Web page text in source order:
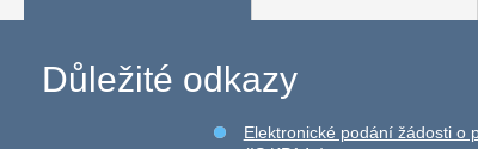
Důležité odkazy
Elektronické podání žádosti o